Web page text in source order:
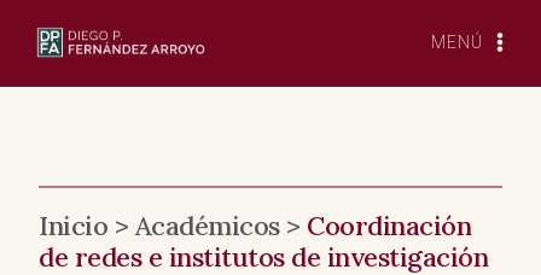
MENÚ
Inicio > Académicos > Coordinación
de redes e institutos de investigación